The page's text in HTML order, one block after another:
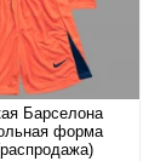
Барселона
форма